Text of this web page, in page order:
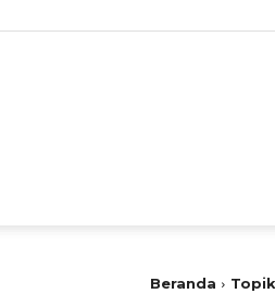
Beranda Topik